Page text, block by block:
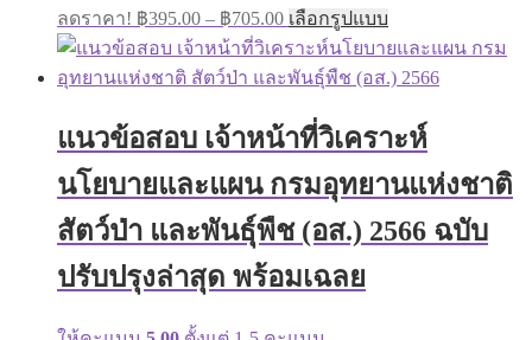
ลดราคา! ฿395.00 – ฿705.00Price
range:
฿395.00
through
เลือกรูปแบบ
product
has
multiple
options
be
chosen
on
the
แนวข้อสอบ เจ้าหน้าที่วิเคราะห์
นโยบายและแผน กรมอุทยานแห่งชาติ
สัตว์ป่า และพันธุ์พืช (อส.) 2566 ฉบับ
ปรับปรุงล่าสุด พร้อมเฉลย